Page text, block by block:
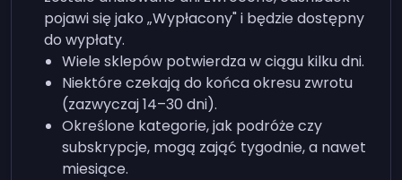
pojawi się jako „Wypłacony" i będzie dostępny
do wypłaty.
Wiele sklepów potwierdza w ciągu kilku dni.
Niektóre czekają do końca okresu zwrotu
(zazwyczaj 14–30 dni).
Określone kategorie, jak podróże czy
subskrypcje, mogą zająć tygodnie, a nawet
miesiące.